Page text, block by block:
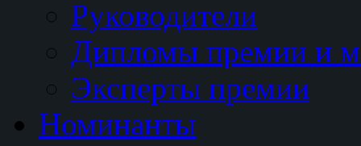
Руководители
Дипломы премии и
Эксперты премии
Номинанты